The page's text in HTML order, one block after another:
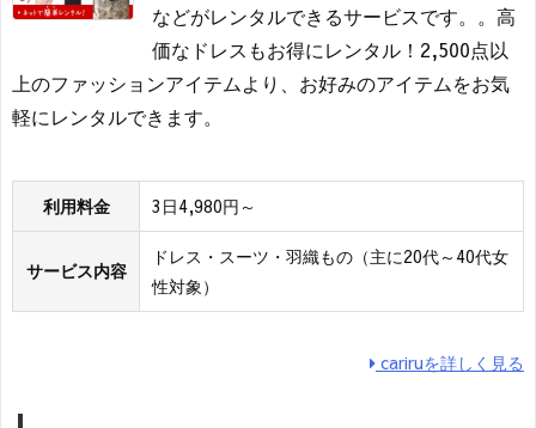
などがレンタルできるサービスです。。高
価なドレスもお得にレンタル！2,500点以
上のファッションアイテムより、お好みのアイテムをお気
軽にレンタルできます。
利用料金 3日4,980円～
サービス内容
ドレス・スーツ・羽織もの（主に20代～40代女
性対象）
cariruを詳しく見る